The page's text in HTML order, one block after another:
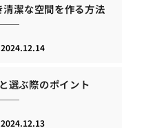
潔な空間を作る方法
2024.12.14
選ぶ際のポイント
2024.12.13